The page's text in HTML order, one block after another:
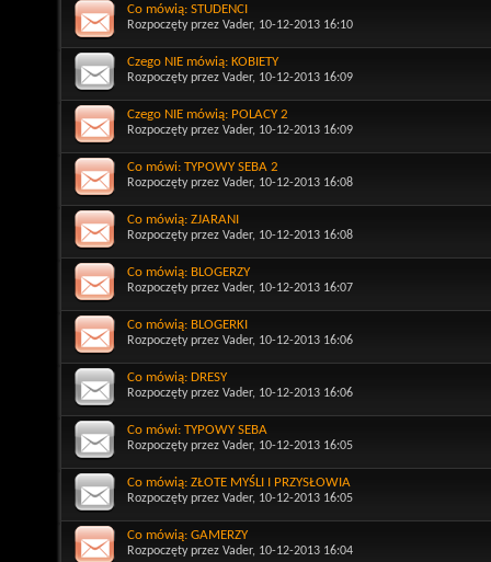
Co mówią: STUDENCI
Rozpoczęty przez Vader, 10-12-2013 16:10
Czego NIE mówią: KOBIETY
Rozpoczęty przez Vader, 10-12-2013 16:09
Czego NIE mówią: POLACY 2
Rozpoczęty przez Vader, 10-12-2013 16:09
Co mówi: TYPOWY SEBA 2
Rozpoczęty przez Vader, 10-12-2013 16:08
Co mówią: ZJARANI
Rozpoczęty przez Vader, 10-12-2013 16:08
Co mówią: BLOGERZY
Rozpoczęty przez Vader, 10-12-2013 16:07
Co mówią: BLOGERKI
Rozpoczęty przez Vader, 10-12-2013 16:06
Co mówią: DRESY
Rozpoczęty przez Vader, 10-12-2013 16:06
Co mówi: TYPOWY SEBA
Rozpoczęty przez Vader, 10-12-2013 16:05
Co mówią: ZŁOTE MYŚLI I PRZYSŁOWIA
Rozpoczęty przez Vader, 10-12-2013 16:05
Co mówią: GAMERZY
Rozpoczęty przez Vader, 10-12-2013 16:04